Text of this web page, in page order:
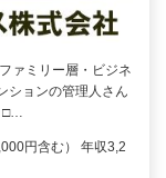
ァミリー層・ビジネ
ションの管理人さん
□…
円含む） 年収3,2